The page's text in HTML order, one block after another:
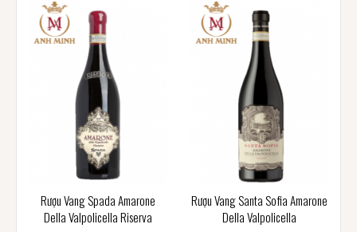
Rượu Vang Spada Amarone
Della Valpolicella Riserva
Rượu Vang Santa Sofia Amarone
Della Valpolicella